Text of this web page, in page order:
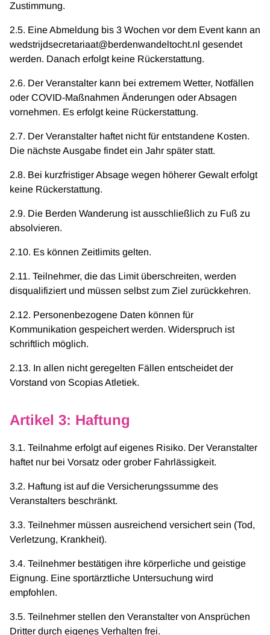
Zustimmung.
2.5. Eine Abmeldung bis 3 Wochen vor dem Event kann an
wedstrijdsecretariaat@berdenwandeltocht.nl gesendet
werden. Danach erfolgt keine Rückerstattung.
2.6. Der Veranstalter kann bei extremem Wetter, Notfällen
oder COVID-Maßnahmen Änderungen oder Absagen
vornehmen. Es erfolgt keine Rückerstattung.
2.7. Der Veranstalter haftet nicht für entstandene Kosten.
Die nächste Ausgabe findet ein Jahr später statt.
2.8. Bei kurzfristiger Absage wegen höherer Gewalt erfolgt
keine Rückerstattung.
2.9. Die Berden Wanderung ist ausschließlich zu Fuß zu
absolvieren.
2.10. Es können Zeitlimits gelten.
2.11. Teilnehmer, die das Limit überschreiten, werden
disqualifiziert und müssen selbst zum Ziel zurückkehren.
2.12. Personenbezogene Daten können für
Kommunikation gespeichert werden. Widerspruch ist
schriftlich möglich.
2.13. In allen nicht geregelten Fällen entscheidet der
Vorstand von Scopias Atletiek.
Artikel 3: Haftung
3.1. Teilnahme erfolgt auf eigenes Risiko. Der Veranstalter
haftet nur bei Vorsatz oder grober Fahrlässigkeit.
3.2. Haftung ist auf die Versicherungssumme des
Veranstalters beschränkt.
3.3. Teilnehmer müssen ausreichend versichert sein (Tod,
Verletzung, Krankheit).
3.4. Teilnehmer bestätigen ihre körperliche und geistige
Eignung. Eine sportärztliche Untersuchung wird
empfohlen.
3.5. Teilnehmer stellen den Veranstalter von Ansprüchen
Dritter durch eigenes Verhalten frei.